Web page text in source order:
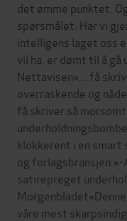
det ømme punktet.
spørsmålet: Har vi
intelligens laget oss
vil ha, er dømt til å
Nettavisen«... få
overraskende og
få skriver så
klokkerent i en
og
satirepreget
våre mest